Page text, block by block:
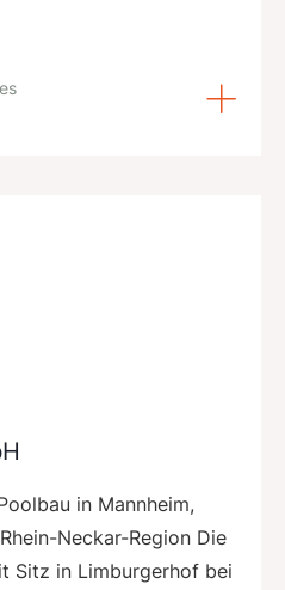
in Mannheim,
Neckar-Region Die
Sitz in Limburgerhof bei